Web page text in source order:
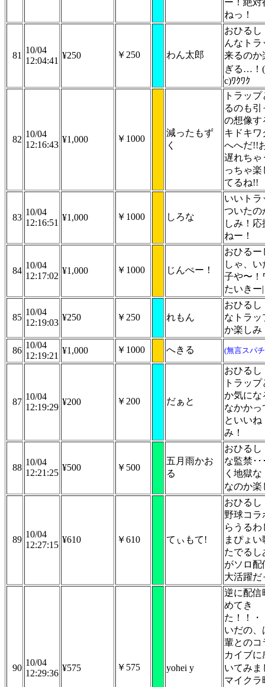
ー！絶対
ねっ！
81
10/04
12:04:41
¥250 ￥250 わん太郎
おひるし
んなトラ
来るのか
ぎる…！
॑c)ﾜｸﾜｸ
82
10/04
12:16:43
¥1,000 ￥1000
減ったもず
く
トラッ
るのも引
の想像す
キドキワ
へへだ!!
遅れちゃ
っちゃ楽
てるね!!
83
10/04
12:16:51
¥1,000 ￥1000 しろな
いいトラ
ついたの
しみ！
ねー！
84
10/04
12:17:02
¥1,000 ￥1000 じんぺー！
おひるー
しゃ、
子や〜！
たいきー|
85
10/04
12:19:03
¥250 ￥250 れもん
おひるし
なトラッ
か楽しみ
86
10/04
12:19:21
¥1,000 ￥1000 へきる (無言スパ
87
10/04
12:19:29
¥200 ￥200 だぁと
おひるし
トラッ
か気にな
なかかっ
といいね
み！
88
10/04
12:21:25
¥500 ￥500
五月雨かお
る
おひる
な監禁･･
く地獄
なのか楽
89
10/04
12:27:15
¥610 ￥610 てぃもて!
おひるし
野球コラ
らうるわ
まぴょ
たでるし
がソロ配
大活躍だ
90
10/04
12:29:36
¥575 ￥575 yohei y
逆に配信
めてき
た！！・
いだの、
輩とのコ
カイブに
いてみま
マイクラ